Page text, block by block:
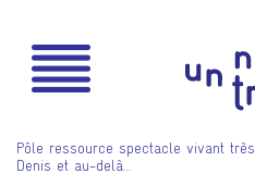
Pôle ressource spectacle vivant
Denis et au-delà…